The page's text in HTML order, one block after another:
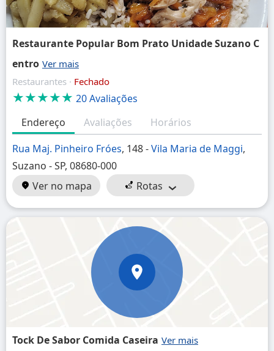
Restaurante Popular Bom Prato Unidade Suzano C
entro
Restaurantes · Fechado
★★★★★ 20 Avaliações
Endereço
Avaliações
Horários
Rua Maj. Pinheiro Fróes, 148 -Vila Maria de Maggi,
Suzano - SP, 08680-000
Ver no mapa
Rotas
Tock De Sabor Comida Caseira